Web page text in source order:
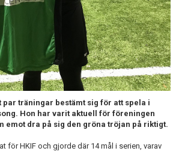
träningar bestämt sig för att spela i
Hon har varit aktuell för föreningen
emot dra på sig den gröna tröjan på riktigt.
för HKIF och gjorde där 14 mål i serien, varav